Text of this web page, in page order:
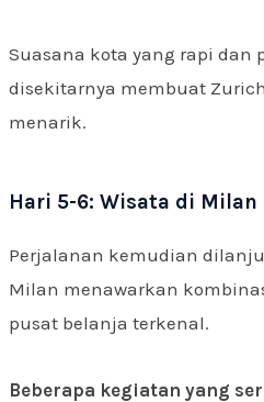
Suasana kota yang rapi dan
disekitarnya membuat
menarik.
Hari 5-6: Wisata di Milan
Perjalanan kemudian
Milan menawarkan
pusat belanja terkenal.
Beberapa kegiatan yang